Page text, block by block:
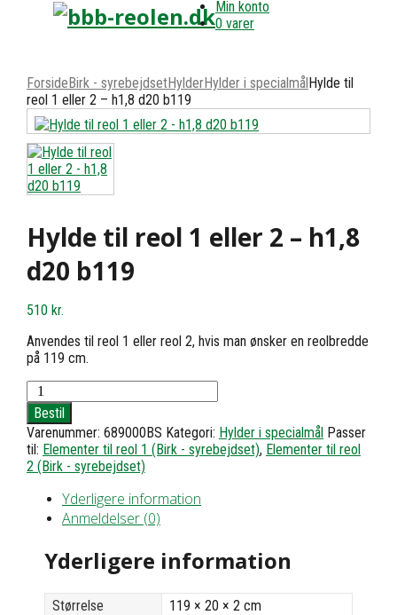
Min konto
0 varer
ForsideBirk - syrebejdsetHylderHylder i specialmålHylde til
reol 1 eller 2 – h1,8 d20 b119
Hylde til reol 1 eller 2 – h1,8
d20 b119
510 kr.
Anvendes til reol 1 eller reol 2, hvis man ønsker en reolbredde
på 119 cm.
Hylde
til
reol
1
eller
2
Bestil
Varenummer: 689000BS Kategori: Hylder i specialmål Passer
til: Elementer til reol 1 (Birk - syrebejdset), Elementer til reol
2 (Birk - syrebejdset)
Yderligere information
Anmeldelser (0)
Yderligere information
Størrelse 119 × 20 × 2 cm